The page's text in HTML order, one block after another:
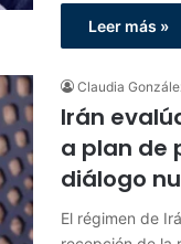
Leer más »
Claudia
Irán
a plan de
diálogo
El régimen de